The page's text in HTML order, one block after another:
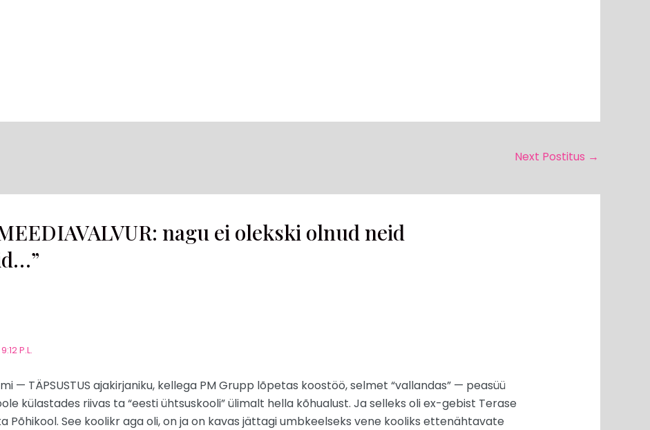
Next Postitus →
nagu ei olekski olnud neid
P.L.
— TÄPSUSTUS ajakirjaniku, kellega PM Grupp lõpetas koostöö, selmet “vallandas” — peasüü
külastades riivas ta “eesti ühtsuskooli” ülimalt hella kõhualust. Ja selleks oli ex-gebist Terase
Põhikool. See koolikr aga oli, on ja on kavas jättagi umbkeelseks vene kooliks ettenähtavate